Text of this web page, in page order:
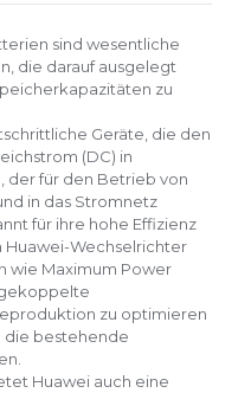
sind wesentliche
die darauf ausgelegt
zu
Geräte, die den
(DC) in
der für den Betrieb von
in das Stromnetz
für ihre hohe Effizienz
Huawei-Wechselrichter
wie Maximum Power
zu optimieren
die bestehende
Huawei auch eine